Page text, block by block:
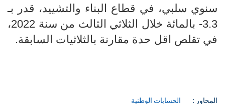
سنوي سلبي، في قطاع البناء والتشييد، قدر بـ
3.3- بالمائة خلال الثلاثي الثالث من سنة 2022،
في تقلص اقل حدة مقارنة بالثلاثيات السابقة.
المحاور : الحسابات الوطنية